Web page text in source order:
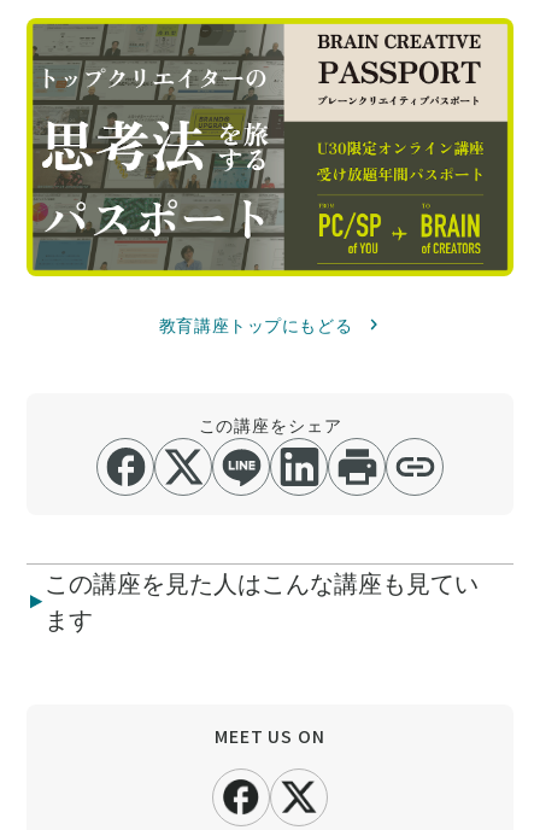
教育講座トップにもどる
この講座をシェア
この講座を見た人はこんな講座も見てい
ます
MEET US ON